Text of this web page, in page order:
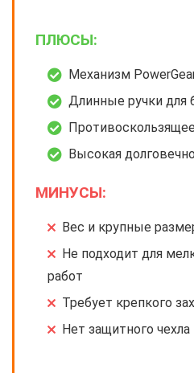
ПЛЮСЫ:
Механизм
Длинные ручки для
Высокая
МИНУСЫ:
Вес и крупные
Не подходит для
работ
Требует крепкого
Нет защитного чехла